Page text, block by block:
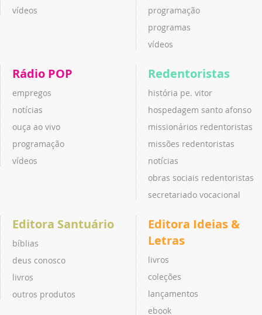
vídeos
programação
programas
vídeos
Rádio POP
empregos
notícias
ouça ao vivo
programação
vídeos
Redentoristas
história pe. vitor
hospedagem santo afonso
missionários redentoristas
missões redentoristas
notícias
obras sociais redentoristas
secretariado vocacional
Editora Santuário
bíblias
deus conosco
livros
outros produtos
Editora Ideias &
Letras
livros
coleções
lançamentos
ebook